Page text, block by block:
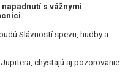
s vážnymi
Slávností spevu, hudby a
chystajú aj pozorovanie